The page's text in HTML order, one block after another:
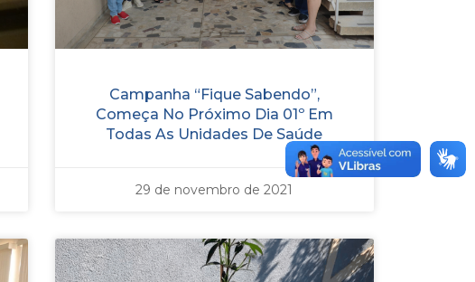
Campanha “Fique Sabendo”,
Começa No Próximo Dia 01º Em
Todas As Unidades De Saúde
29 de novembro de 2021